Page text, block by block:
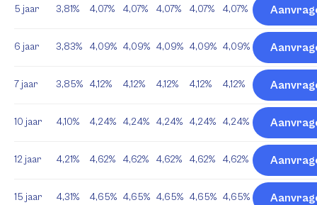
5 jaar 3,81% 4,07% 4,07% 4,07% 4,07% 4,07%
6 jaar 3,83% 4,09% 4,09% 4,09% 4,09% 4,09%
7 jaar 3,85% 4,12% 4,12% 4,12% 4,12% 4,12%
10 jaar 4,10% 4,24% 4,24% 4,24% 4,24% 4,24%
12 jaar 4,21% 4,62% 4,62% 4,62% 4,62% 4,62%
15 jaar 4,31% 4,65% 4,65% 4,65% 4,65% 4,65%